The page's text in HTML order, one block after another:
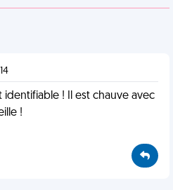
identifiable ! Il est chauve avec
!